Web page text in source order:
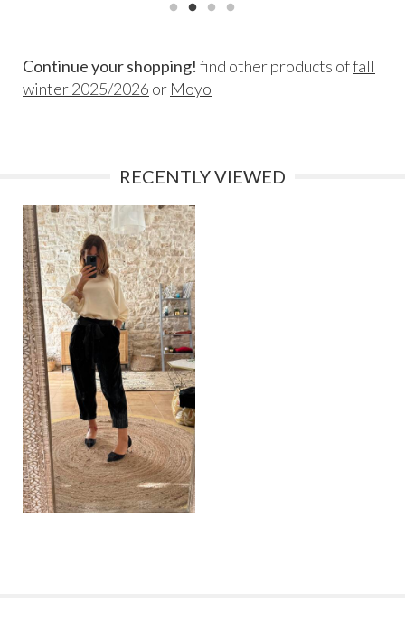
Continue your shopping! find other products offall
winter 2025/2026 or Moyo
RECENTLY VIEWED